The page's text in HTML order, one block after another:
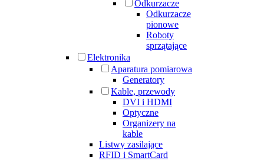
Odkurzacze
Odkurzacze
pionowe
Roboty
sprzątające
Elektronika
Aparatura pomiarowa
Generatory
Kable, przewody
DVI i HDMI
Optyczne
Organizery na
kable
Listwy zasilające
RFID i SmartCard